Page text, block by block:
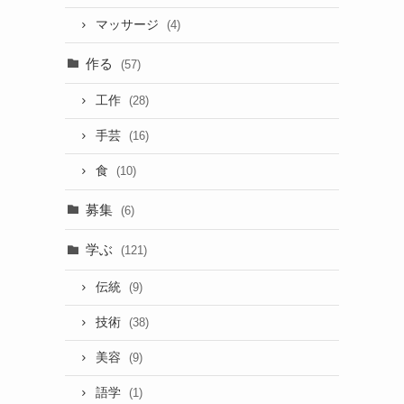
マッサージ (4)
作る (57)
工作 (28)
手芸 (16)
食 (10)
募集 (6)
学ぶ (121)
伝統 (9)
技術 (38)
美容 (9)
語学 (1)